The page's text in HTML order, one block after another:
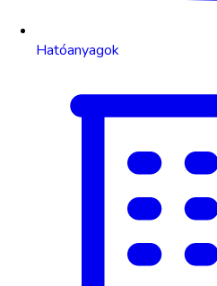
Hatóanyagok